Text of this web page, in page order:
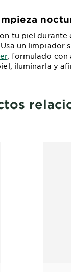
tu piel durante
un limpiador
, formulado con
iluminarla y